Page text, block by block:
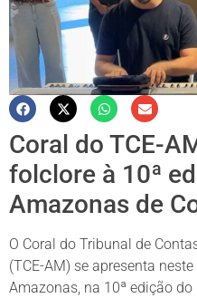
Coral do TCE-
folclore à 10ª
Amazonas de
O Coral do Tribunal de
(TCE-AM) se apresenta
Amazonas, na 10ª edição